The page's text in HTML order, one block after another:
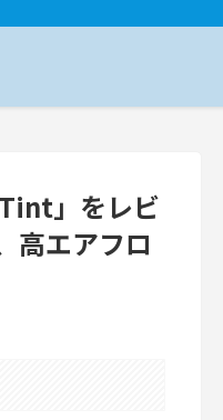
」をレビ
高エアフロ